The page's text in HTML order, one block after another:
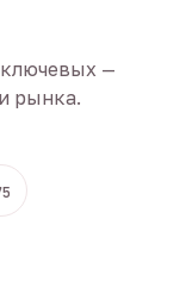
—
рынка.